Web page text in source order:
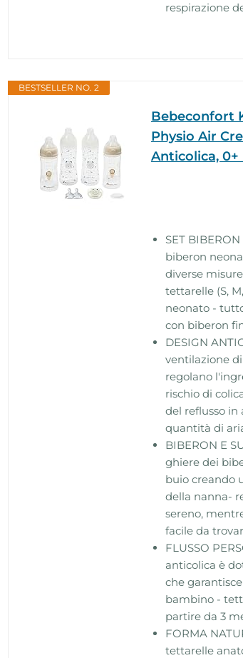
respirazione
BESTSELLER NO. 2
Bebeconfort
Physio Air
Anticolica, 0+
SET
biberon
diverse
tettarelle (S,
neonato -
con biberon
DESIGN
ventilazione
regolano
rischio di
del reflusso in
quantità di
BIBERON E
ghiere dei
buio creando
della nanna-
sereno,
facile da
FLUSSO
anticolica è
che
bambino -
partire da 3
FORMA
tettarelle